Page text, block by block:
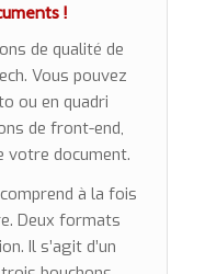
!
de qualité de
Vous pouvez
ou en quadri
de front-end,
votre document.
à la fois
Deux formats
Il s’agit d’un